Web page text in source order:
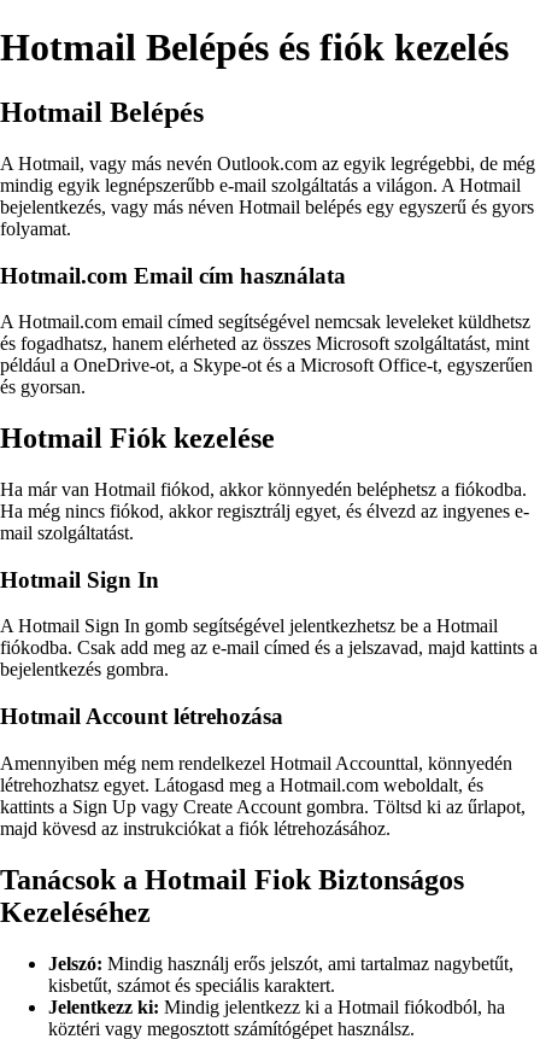
Hotmail Belépés és fiók kezelés
Hotmail Belépés
A Hotmail, vagy más nevén Outlook.com az egyik legrégebbi, de még
mindig egyik legnépszerűbb e-mail szolgáltatás a világon. A Hotmail
bejelentkezés, vagy más néven Hotmail belépés egy egyszerű és gyors
folyamat.
Hotmail.com Email cím használata
A Hotmail.com email címed segítségével nemcsak leveleket küldhetsz
és fogadhatsz, hanem elérheted az összes Microsoft szolgáltatást, mint
például a OneDrive-ot, a Skype-ot és a Microsoft Office-t, egyszerűen
és gyorsan.
Hotmail Fiók kezelése
Ha már van Hotmail fiókod, akkor könnyedén beléphetsz a fiókodba.
Ha még nincs fiókod, akkor regisztrálj egyet, és élvezd az ingyenes e-
mail szolgáltatást.
Hotmail Sign In
A Hotmail Sign In gomb segítségével jelentkezhetsz be a Hotmail
fiókodba. Csak add meg az e-mail címed és a jelszavad, majd kattints a
bejelentkezés gombra.
Hotmail Account létrehozása
Amennyiben még nem rendelkezel Hotmail Accounttal, könnyedén
létrehozhatsz egyet. Látogasd meg a Hotmail.com weboldalt, és
kattints a Sign Up vagy Create Account gombra. Töltsd ki az űrlapot,
majd kövesd az instrukciókat a fiók létrehozásához.
Tanácsok a Hotmail Fiok Biztonságos
Kezeléséhez
Jelszó: Mindig használj erős jelszót, ami tartalmaz nagybetűt,
kisbetűt, számot és speciális karaktert.
Jelentkezz ki: Mindig jelentkezz ki a Hotmail fiókodból, ha
köztéri vagy megosztott számítógépet használsz.